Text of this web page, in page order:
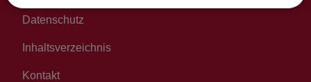
Datenschutz
Inhaltsverzeichnis
Kontakt